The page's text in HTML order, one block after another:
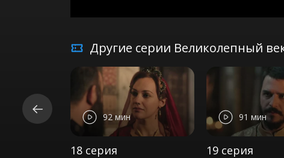
Другие серии Великолепный
92 мин
18 серия
91 мин
19 серия